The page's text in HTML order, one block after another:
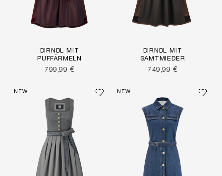
DIRNDL MIT
PUFFÄRMELN
799,99 €
DIRNDL MIT
SAMTMIEDER
749,99 €
NEW NEW